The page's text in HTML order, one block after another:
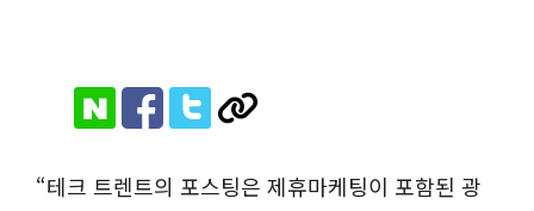
“테크 트렌트의 포스팅은 제휴마케팅이 포함된 광